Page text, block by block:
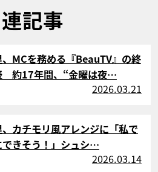
記事
MCを務める『BeauTV』の終
約17年間、“金曜は夜…
2026.03.21
カチモリ風アレンジに「私で
できそう！」シュシ…
2026.03.14